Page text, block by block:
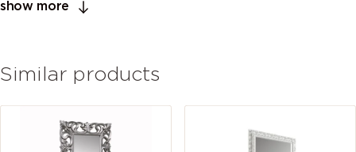
show more
Similar products